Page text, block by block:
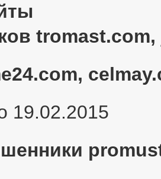
19.02.2015